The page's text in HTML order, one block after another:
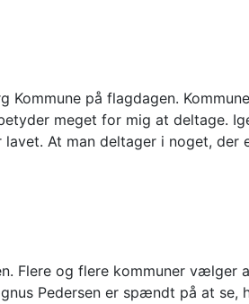
Kommune på flagdagen.
meget for mig at deltage.
At man deltager i noget, der
Flere og flere kommuner
Pedersen er spændt på at se,